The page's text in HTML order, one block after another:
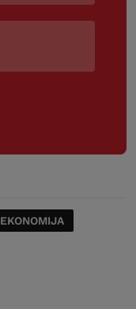
EKONOMIJA